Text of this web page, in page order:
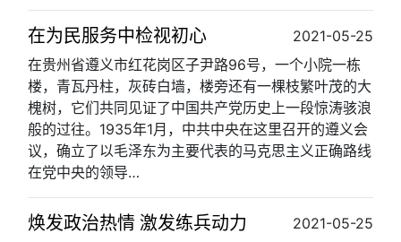
在为民服务中检视初心
2021-05-25
在贵州省遵义市红花岗区子尹路96号，一个小院一栋
楼，青瓦丹柱，灰砖白墙，楼旁还有一棵枝繁叶茂的大
槐树，它们共同见证了中国共产党历史上一段惊涛骇浪
般的过往。1935年1月，中共中央在这里召开的遵义会
议，确立了以毛泽东为主要代表的马克思主义正确路线
在党中央的领导…
焕发政治热情 激发练兵动力
2021-05-25